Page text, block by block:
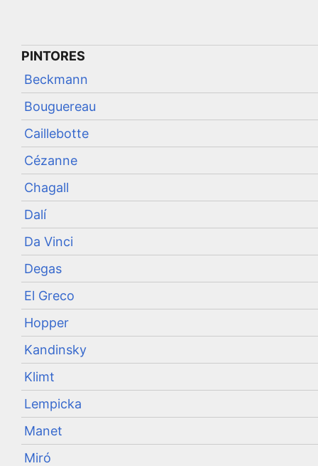
PINTORES
Beckmann
Bouguereau
Caillebotte
Cézanne
Chagall
Dalí
Da Vinci
Degas
El Greco
Hopper
Kandinsky
Klimt
Lempicka
Manet
Miró